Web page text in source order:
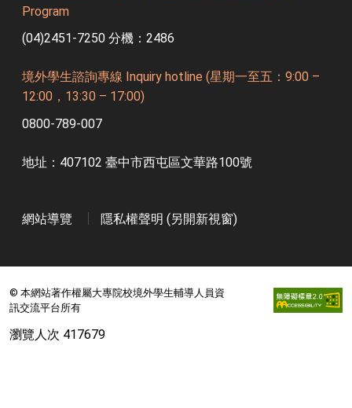
Program
(04)2451-7250 分機：2486
境外學生諮詢專線 Inquiry hotline (星期一至五：9:00 –
12:00，13:30 – 17:00)
0800-789-007
地址：407102 臺中市西屯區文華路100號
網站導覽 隱私權聲明 (另開新視窗)
© 本網站著作權屬大專院校境外學生輔導人員資
訊交流平台所有
瀏覽人次 417679